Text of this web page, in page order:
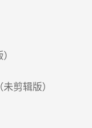
剪辑版）